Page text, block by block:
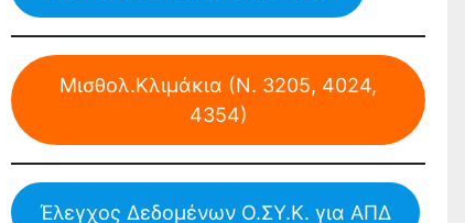
Μισθολ.Κλιμάκια (Ν. 3205, 4024,
4354)
Έλεγχος Δεδομένων Ο.ΣΥ.Κ. για ΑΠΔ